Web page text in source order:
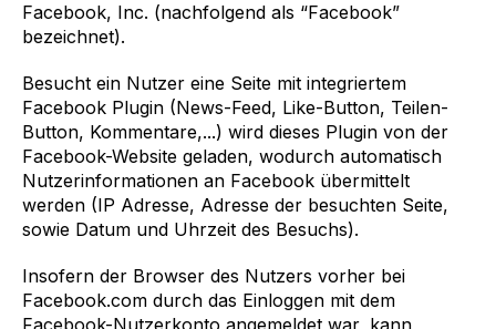
Facebook, Inc. (nachfolgend als “Facebook”
bezeichnet).
Besucht ein Nutzer eine Seite mit integriertem
Facebook Plugin (News-Feed, Like-Button, Teilen-
Button, Kommentare,...) wird dieses Plugin von der
Facebook-Website geladen, wodurch automatisch
Nutzerinformationen an Facebook übermittelt
werden (IP Adresse, Adresse der besuchten Seite,
sowie Datum und Uhrzeit des Besuchs).
Insofern der Browser des Nutzers vorher bei
Facebook.com durch das Einloggen mit dem
Facebook-Nutzerkonto angemeldet war, kann